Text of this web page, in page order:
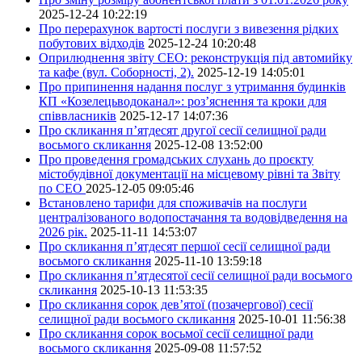
2025-12-24 10:22:19
Про перерахунок вартості послуги з вивезення рідких
побутових відходів 2025-12-24 10:20:48
Оприлюднення звіту СЕО: реконструкція під автомийку
та кафе (вул. Соборності, 2). 2025-12-19 14:05:01
Про припинення надання послуг з утримання будинків
КП «Козелецьводоканал»: роз’яснення та кроки для
співвласників 2025-12-17 14:07:36
Про скликання п’ятдесят другої сесії селищної ради
восьмого скликання 2025-12-08 13:52:00
Про проведення громадських слухань до проєкту
містобудівної документації на місцевому рівні та Звіту
по СЕО 2025-12-05 09:05:46
Встановлено тарифи для споживачів на послуги
централізованого водопостачання та водовідведення на
2026 рік. 2025-11-11 14:53:07
Про скликання п’ятдесят першої сесії селищної ради
восьмого скликання 2025-11-10 13:59:18
Про скликання п’ятдесятої сесії селищної ради восьмого
скликання 2025-10-13 11:53:35
Про скликання сорок дев’ятої (позачергової) сесії
селищної ради восьмого скликання 2025-10-01 11:56:38
Про скликання сорок восьмої сесії селищної ради
восьмого скликання 2025-09-08 11:57:52